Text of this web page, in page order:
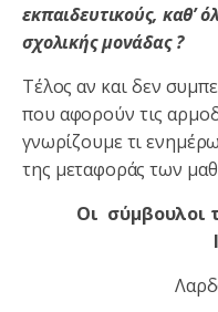
εκπαιδευτικούς, καθ’
σχολικής μονάδας ?
Τέλος αν και δεν
που αφορούν τις
γνωρίζουμε τι
της μεταφοράς των
Οι σύμβουλοι